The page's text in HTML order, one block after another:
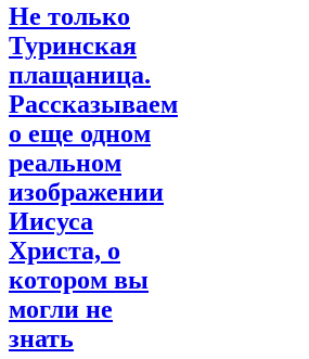
Не только
Туринская
плащаница.
Рассказываем
о еще одном
реальном
изображении
Иисуса
Христа, о
котором вы
могли не
знать